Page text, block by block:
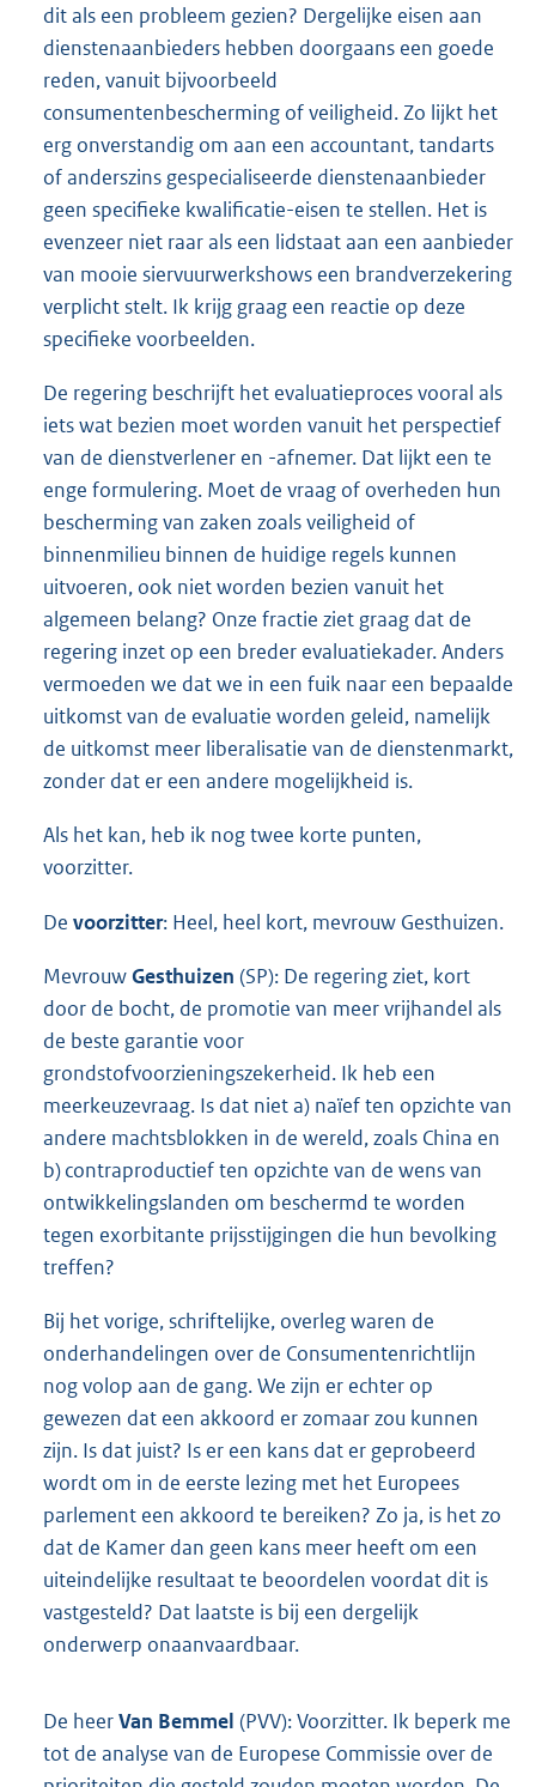
dit als een probleem gezien? Dergelijke eisen aan
dienstenaanbieders hebben doorgaans een goede
reden, vanuit bijvoorbeeld
consumentenbescherming of veiligheid. Zo lijkt het
erg onverstandig om aan een accountant, tandarts
of anderszins gespecialiseerde dienstenaanbieder
geen specifieke kwalificatie-eisen te stellen. Het is
evenzeer niet raar als een lidstaat aan een aanbieder
van mooie siervuurwerkshows een brandverzekering
verplicht stelt. Ik krijg graag een reactie op deze
specifieke voorbeelden.
De regering beschrijft het evaluatieproces vooral als
iets wat bezien moet worden vanuit het perspectief
van de dienstverlener en -afnemer. Dat lijkt een te
enge formulering. Moet de vraag of overheden hun
bescherming van zaken zoals veiligheid of
binnenmilieu binnen de huidige regels kunnen
uitvoeren, ook niet worden bezien vanuit het
algemeen belang? Onze fractie ziet graag dat de
regering inzet op een breder evaluatiekader. Anders
vermoeden we dat we in een fuik naar een bepaalde
uitkomst van de evaluatie worden geleid, namelijk
de uitkomst meer liberalisatie van de dienstenmarkt,
zonder dat er een andere mogelijkheid is.
Als het kan, heb ik nog twee korte punten,
voorzitter.
De voorzitter: Heel, heel kort, mevrouw Gesthuizen.
MevrouwGesthuizen (SP): De regering ziet, kort
door de bocht, de promotie van meer vrijhandel als
de beste garantie voor
grondstofvoorzieningszekerheid. Ik heb een
meerkeuzevraag. Is dat niet a) naïef ten opzichte van
andere machtsblokken in de wereld, zoals China en
b) contraproductief ten opzichte van de wens van
ontwikkelingslanden om beschermd te worden
tegen exorbitante prijsstijgingen die hun bevolking
treffen?
Bij het vorige, schriftelijke, overleg waren de
onderhandelingen over de Consumentenrichtlijn
nog volop aan de gang. We zijn er echter op
gewezen dat een akkoord er zomaar zou kunnen
zijn. Is dat juist? Is er een kans dat er geprobeerd
wordt om in de eerste lezing met het Europees
parlement een akkoord te bereiken? Zo ja, is het zo
dat de Kamer dan geen kans meer heeft om een
uiteindelijke resultaat te beoordelen voordat dit is
vastgesteld? Dat laatste is bij een dergelijk
onderwerp onaanvaardbaar.
De heerVan Bemmel (PVV): Voorzitter. Ik beperk me
tot de analyse van de Europese Commissie over de